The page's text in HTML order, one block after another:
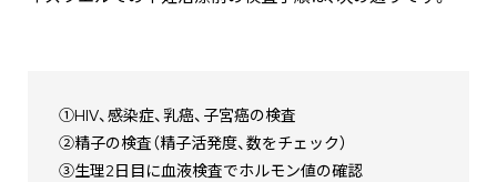
①HIV、感染症、乳癌、子宮癌の検査
②精子の検査（精子活発度、数をチェック）
③生理2日目に血液検査でホルモン値の確認